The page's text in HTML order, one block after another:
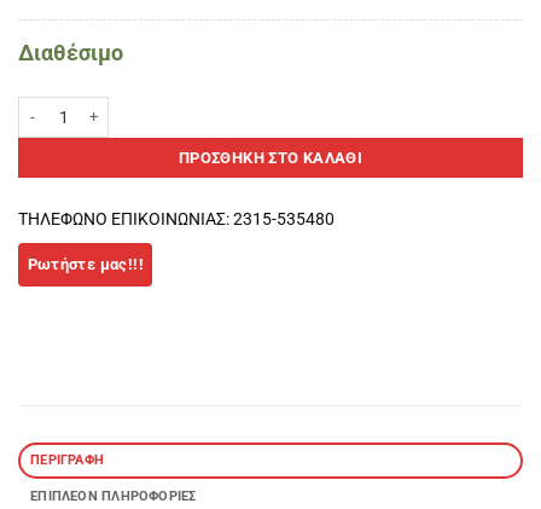
Διαθέσιμο
ΠΡΟΣΘΉΚΗ ΣΤΟ ΚΑΛΆΘΙ
ΤΗΛΕΦΩΝΟ ΕΠΙΚΟΙΝΩΝΙΑΣ: 2315-535480
ΠΕΡΙΓΡΑΦΉ
ΕΠΙΠΛΈΟΝ ΠΛΗΡΟΦΟΡΊΕΣ